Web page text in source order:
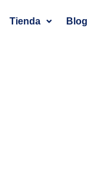
Tienda Blog